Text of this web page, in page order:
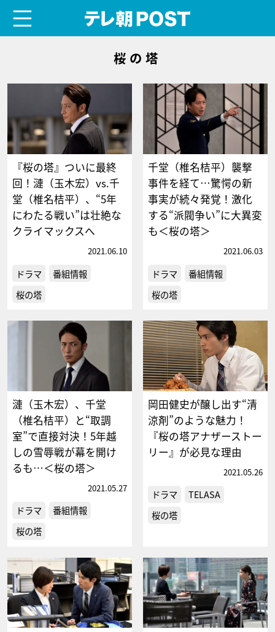
桜の塔
『桜の塔』ついに最終
回！漣（玉木宏）vs.千
堂（椎名桔平）、“5年
にわたる戦い”は壮絶な
クライマックスへ
2021.06.10
ドラマ
番組情報
桜の塔
千堂（椎名桔平）襲撃
事件を経て…驚愕の新
事実が続々発覚！激化
する“派閥争い”に大異変
も＜桜の塔＞
2021.06.03
ドラマ
番組情報
桜の塔
漣（玉木宏）、千堂
（椎名桔平）と“取調
室”で直接対決！5年越
しの雪辱戦が幕を開け
るも…＜桜の塔＞
2021.05.27
ドラマ
番組情報
桜の塔
岡田健史が醸し出す“清
涼剤”のような魅力！
『桜の塔アナザーストー
リー』が必見な理由
2021.05.26
ドラマ
TELASA
桜の塔